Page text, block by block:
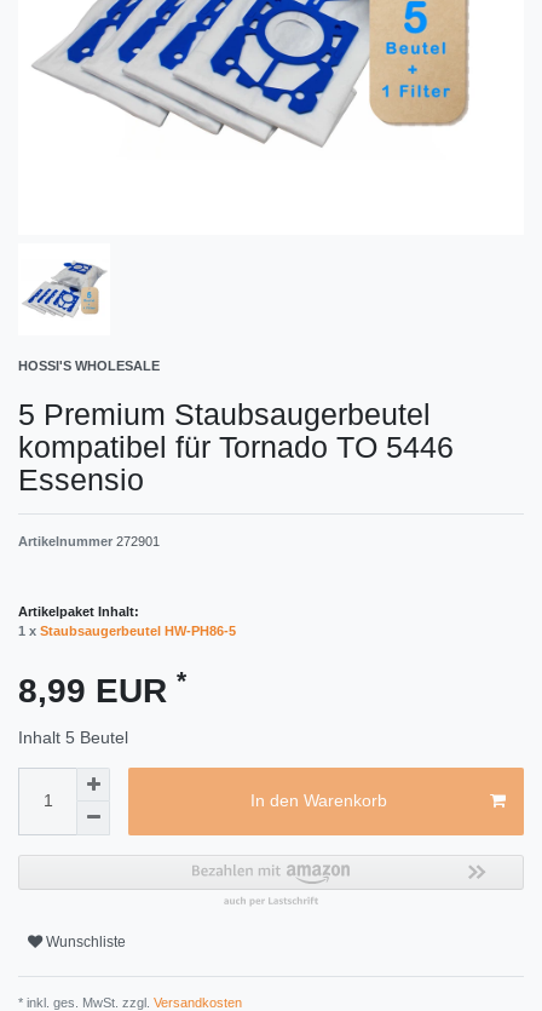
HOSSI'S WHOLESALE
5 Premium Staubsaugerbeutel
kompatibel für Tornado TO 5446
Essensio
Artikelnummer 272901
Artikelpaket Inhalt:
1 x Staubsaugerbeutel HW-PH86-5
8,99 EUR *
Inhalt 5 Beutel
In den Warenkorb
Wunschliste
* inkl. ges. MwSt. zzgl. Versandkosten